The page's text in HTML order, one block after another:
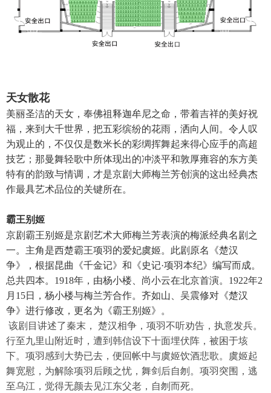
天女散花
美丽圣洁的天女，奉佛祖释迦牟尼之命，带着吉祥的美好祝
福，来到大千世界，把五彩缤纷的花雨，洒向人间。令人叹
为观止的，不仅仅是数米长的彩绸挥舞起来得心应手的高超
技艺；那曼舞轻歌中所体现出的冲淡平和敦厚雍容的东方美
特有的韵致与情调，才是京剧大师梅兰芳创演的这出经典杰
作最具艺术品位的关键所在。
霸王别姬
京剧霸王别姬是京剧艺术大师梅兰芳表演的梅派经典名剧之
一。主角是西楚霸王项羽的爱妃虞姬。此剧原名《楚汉
争》，根据昆曲《千金记》和《史记·项羽本纪》编写而成。
总共四本。1918年，由杨小楼、尚小云在北京首演。1922年2
月15日，杨小楼与梅兰芳合作。齐如山、吴震修对《楚汉
争》进行修改，更名为《霸王别姬》。
该剧目讲述了秦末， 楚汉相争，项羽不听劝告，执意发兵。
行至九里山附近时，遭到韩信设下十面埋伏阵，被困于垓
下。项羽感到大势已去，便回帐中与虞姬饮酒悲歌。虞姬起
舞宽慰，为解除项羽后顾之忧，舞剑后自刎。项羽突围，逃
至乌江，觉得无颜去见江东父老，自刎而死。